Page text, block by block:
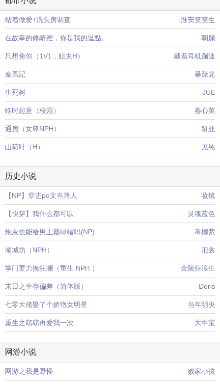
站着做爱+洗头房调查 淮安笑笑生
在故事的修辭裡，你是我的逗點。 朝顏
只想肏你（1V1，姐夫H） 戴着耳机蹦迪
秦凰記 暴躁龙
生死树 JUE
临时起意（校园） 卷心菜
通房（女尊NPH） 皙亚
山荷叶（H） 见纯
历史小说
【NP】穿进po文当路人 妆镜
【快穿】我什么都可以 灵魂蓝色
炮灰也能给男主戴绿帽吗(NP) 毒椰紫
倾城坊（NPH） 氾衾
掌门要力挽狂澜（重生 NPH ） 金陵狂浪生
末日之幸存偏差（简体版） Doris
七零大佬娶了个娇艳女明星 当年明央
重生之窈窈再爱我一次 大牛宝
网游小说
网游之我是野怪 败家小孩